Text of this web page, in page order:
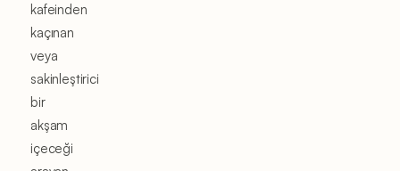
kafeinden
kaçınan
veya
sakinleştirici
bir
akşam
içeceği